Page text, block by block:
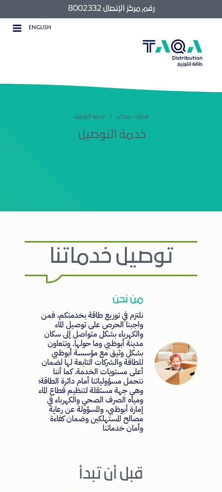
رقم مركز الإتصال 8002332
ENGLISH
المنزل - سكني خدمة التوصيل
خدمة التوصيل
توصيل خدماتنا
من نحن
نلتزم في توزيع طاقة بخدمتكم، فمن
واجبنا الحرص على توصيل الماء
والكهرباء بشكل متواصل إلى سكان
مدينة أبوظبي وما حولها. ونتعاون
بشكل وثيق مع مؤسسة أبوظبي
للطاقة والشركات التابعة لها لضمان
أعلى مستويات الخدمة. كما أننا
نتحمل مسؤولياتنا أمام دائرة الطاقة؛
وهي جهة مستقلة لتنظيم قطاع الماء
ومياه الصرف الصحي والكهرباء في
إمارة أبوظبي، والمسؤولة عن رعاية
مصالح المستهلكين وضمان كفاءة
وأمان خدماتنا
قبل أن تبدأ